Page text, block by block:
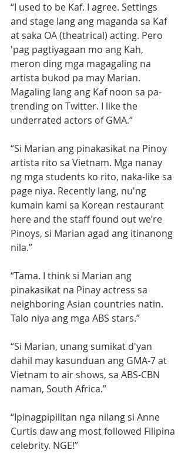
“I used to be Kaf. I agree. Settings
and stage lang ang maganda sa Kaf
at saka OA (theatrical) acting. Pero
'pag pagtiyagaan mo ang Kah,
meron ding mga magagaling na
artista bukod pa may Marian.
Magaling lang ang Kaf noon sa pa-
trending on Twitter. I like the
underrated actors of GMA.”
“Si Marian ang pinakasikat na Pinoy
artista rito sa Vietnam. Mga nanay
ng mga students ko rito, naka-like sa
page niya. Recently lang, nu'ng
kumain kami sa Korean restaurant
here and the staff found out we’re
Pinoys, si Marian agad ang itinanong
nila.”
“Tama. I think si Marian ang
pinakasikat na Pinay actress sa
neighboring Asian countries natin.
Talo niya ang mga ABS stars.”
“Si Marian, unang sumikat d'yan
dahil may kasunduan ang GMA-7 at
Vietnam to air shows, sa ABS-CBN
naman, South Africa.”
“Ipinagpipilitan nga nilang si Anne
Curtis daw ang most followed Filipina
celebrity. NGE!”